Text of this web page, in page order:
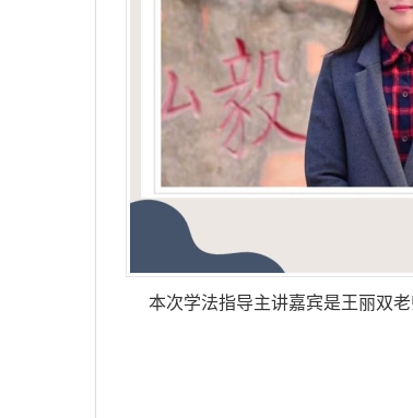
本次学法指导主讲嘉宾是王丽双老